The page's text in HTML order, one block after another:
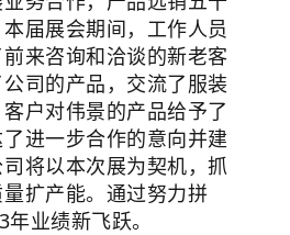
届展会期间，工作人员
来咨询和洽谈的新老客
司的产品，交流了服装
户对伟景的产品给予了
进一步合作的意向并建
将以本次展为契机，抓
扩产能。通过努力拼
业绩新飞跃。